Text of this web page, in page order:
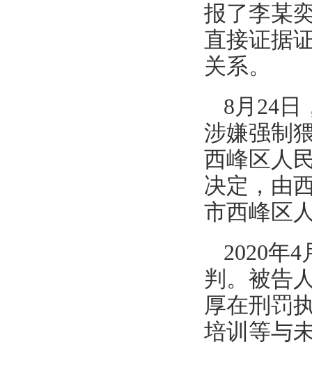
报了李某
直接证据
关系。
8月24日
涉嫌强制
西峰区人
决定，由
市西峰区
2020年
判。被告
厚在刑罚
培训等与